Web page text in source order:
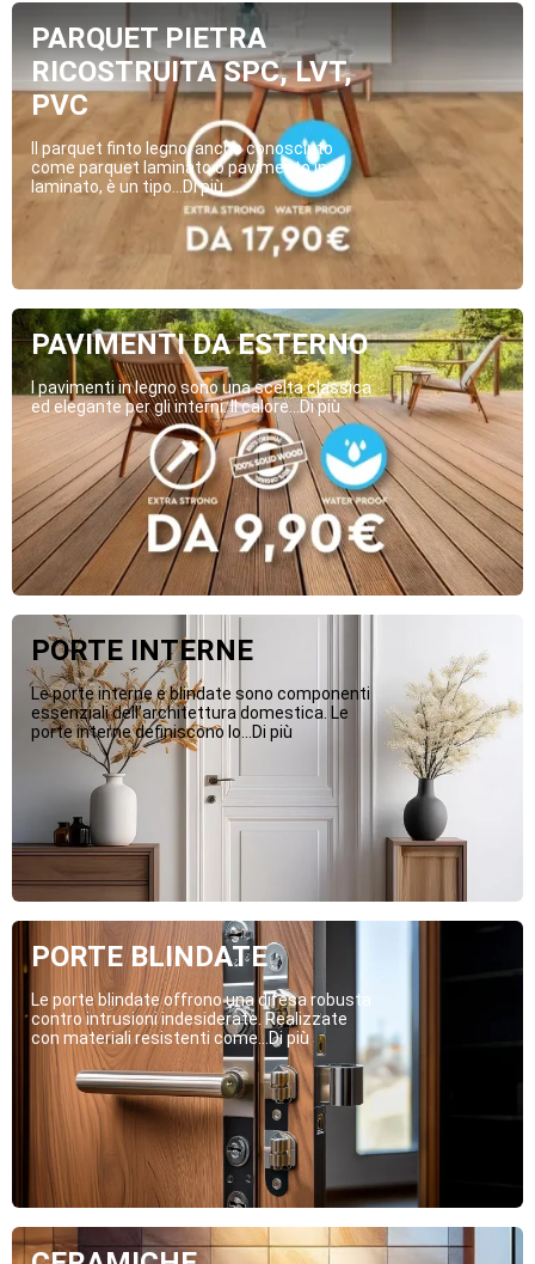
PARQUET PIETRA
RICOSTRUITA SPC, LVT,
PVC
Il parquet finto legno, anche conosciuto
come parquet laminato o pavimento in
laminato, è un tipo...Di più
PAVIMENTI DA ESTERNO
I pavimenti in legno sono una scelta classica
ed elegante per gli interni. Il calore...Di più
PORTE INTERNE
Le porte interne e blindate sono componenti
essenziali dell’architettura domestica. Le
porte interne definiscono lo...Di più
PORTE BLINDATE
Le porte blindate offrono una difesa robusta
contro intrusioni indesiderate. Realizzate
con materiali resistenti come...Di più